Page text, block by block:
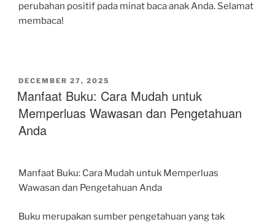
perubahan positif pada minat baca anak Anda. Selamat
membaca!
POSTED
ON
DECEMBER 27, 2025
Manfaat Buku: Cara Mudah untuk
Memperluas Wawasan dan Pengetahuan
Anda
Manfaat Buku: Cara Mudah untuk Memperluas
Wawasan dan Pengetahuan Anda
Buku merupakan sumber pengetahuan yang tak